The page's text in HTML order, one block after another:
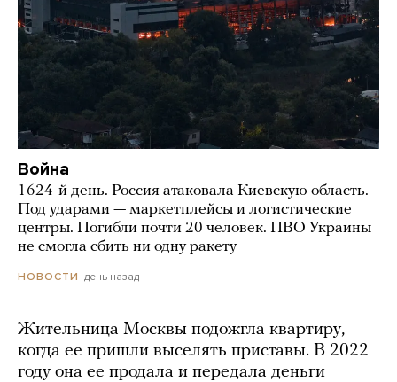
Война
1624-й день. Россия атаковала Киевскую область.
Под ударами — маркетплейсы и логистические
центры. Погибли почти 20 человек. ПВО Украины
не смогла сбить ни одну ракету
НОВОСТИ день назад
Жительница Москвы подожгла квартиру,
когда ее пришли выселять приставы. В 2022
году она ее продала и передала деньги